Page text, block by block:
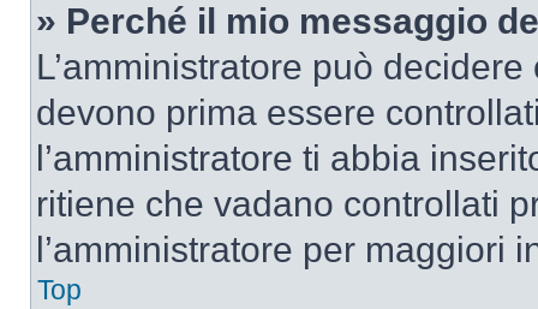
» Perché il mio messaggio
L’amministratore può
devono prima essere
l’amministratore ti abbia
ritiene che vadano controllati
l’amministratore per maggiori
Top